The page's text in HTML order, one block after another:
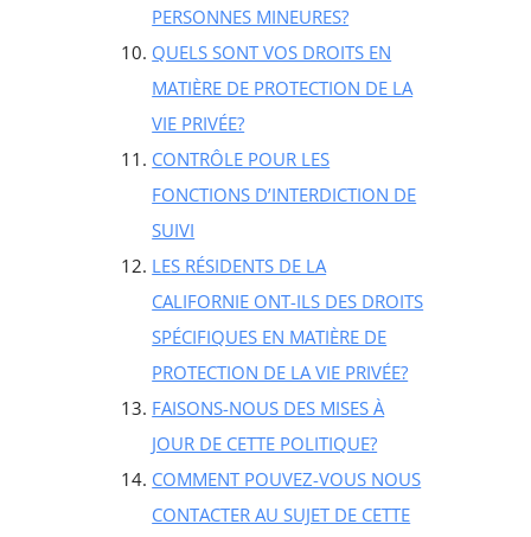
PERSONNES MINEURES?
QUELS SONT VOS DROITS EN
MATIÈRE DE PROTECTION DE LA
VIE PRIVÉE?
CONTRÔLE POUR LES
FONCTIONS D’INTERDICTION DE
SUIVI
LES RÉSIDENTS DE LA
CALIFORNIE ONT-ILS DES DROITS
SPÉCIFIQUES EN MATIÈRE DE
PROTECTION DE LA VIE PRIVÉE?
FAISONS-NOUS DES MISES À
JOUR DE CETTE POLITIQUE?
COMMENT POUVEZ-VOUS NOUS
CONTACTER AU SUJET DE CETTE